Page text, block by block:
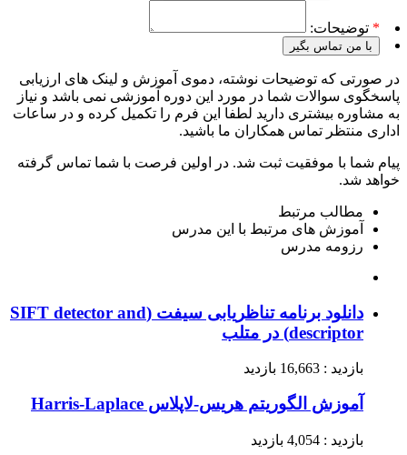
* توضیحات:
با من تماس بگیر
در صورتی که توضیحات نوشته، دموی آموزش و لینک های ارزیابی
پاسخگوی سوالات شما در مورد این دوره آموزشی نمی باشد و نیاز
به مشاوره بیشتری دارید لطفا این فرم را تکمیل کرده و در ساعات
اداری منتظر تماس همکاران ما باشید.
پیام شما با موفقیت ثبت شد. در اولین فرصت با شما تماس گرفته
خواهد شد.
مطالب مرتبط
آموزش های مرتبط با این مدرس
رزومه مدرس
دانلود برنامه تناظریابی سیفت (SIFT detector and
descriptor) در متلب
بازدید : 16,663 بازدید
آموزش الگوریتم هریس-لاپلاس Harris-Laplace
بازدید : 4,054 بازدید